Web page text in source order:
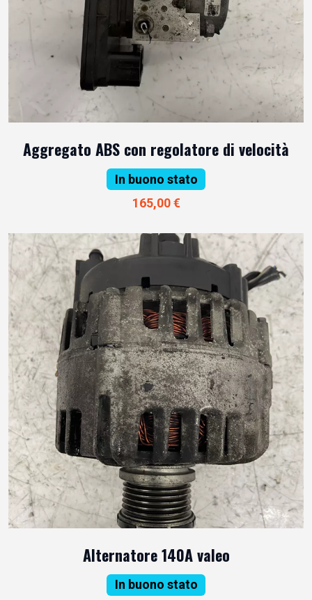
Aggregato ABS con regolatore di velocità
In buono stato
165,00 €
Alternatore 140A valeo
In buono stato